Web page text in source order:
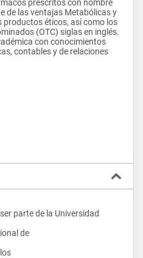
prescritos con nombre
de las ventajas Metabólicas y
productos éticos, así como los
(OTC) siglas en inglés.
con conocimientos
contables y de relaciones
Farmacias, Droguerías, y
Distribución o Comercialización
en el ámbito
ser parte de la Universidad
de